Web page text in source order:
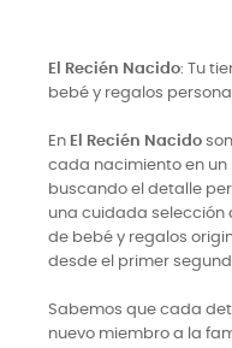
El Recién Nacido: Tu
bebé y regalos
En El Recién Nacido
cada nacimiento en un
buscando el detalle
una cuidada selección
de bebé y regalos
desde el primer
Sabemos que cada
nuevo miembro a la